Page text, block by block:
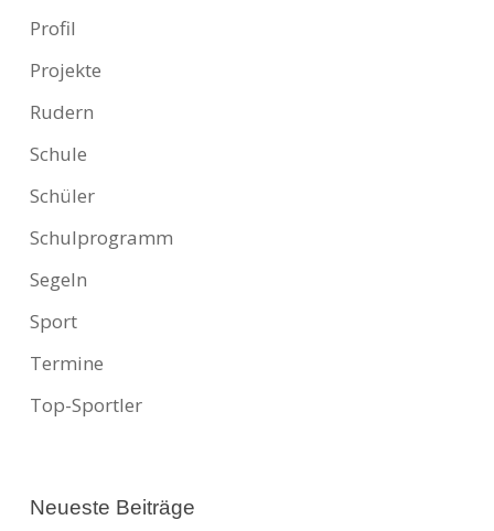
Profil
Projekte
Rudern
Schule
Schüler
Schulprogramm
Segeln
Sport
Termine
Top-Sportler
Neueste Beiträge